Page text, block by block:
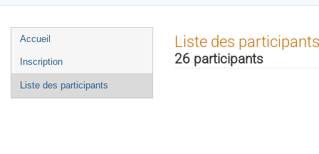
Menu
de
l'événement
Accueil
Inscription
Liste des participants
Liste des participants
26 participants